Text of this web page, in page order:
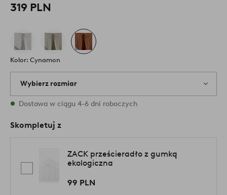
319 PLN
Kolor: Cynamon
Wybierz rozmiar
3 rozmiary są dostępne w magazynie
Dostawa w ciągu 4-6 dni roboczych
Skompletuj z
ZACK prześcieradło z gumką
ekologiczna
99 PLN